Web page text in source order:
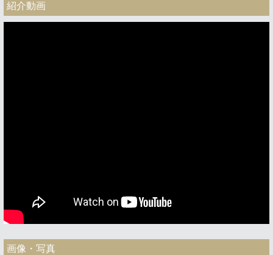
紹介動画
画像・写真